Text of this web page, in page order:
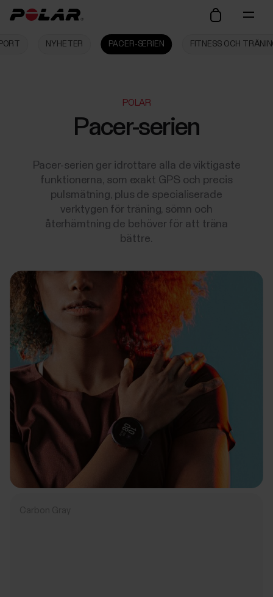
NYHETER PACER-SERIEN FITNESS OCH
POLAR
Pacer-serien
Pacer-serien ger idrottare alla de viktigaste
funktionerna, som exakt GPS och precis
pulsmätning, plus de specialiserade
verktygen för träning, sömn och
återhämtning de behöver för att träna
bättre.